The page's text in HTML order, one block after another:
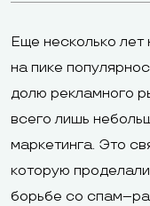
Еще несколько лет
на пике
долю рекламного
всего лишь
маркетинга. Это
которую
борьбе со